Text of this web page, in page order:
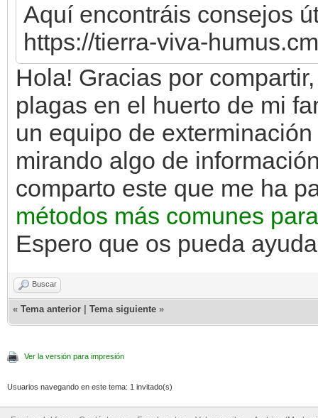
Aquí encontráis consejos
https://tierra-viva-
Hola! Gracias por
plagas en el huerto de mi
un equipo de
mirando algo de
comparto este que me ha
métodos más comunes
Espero que os pueda
Buscar
« Tema anterior Tema siguiente »
Ver la versión para impresión
Usuarios navegando en este tema: 1 invitado(s)